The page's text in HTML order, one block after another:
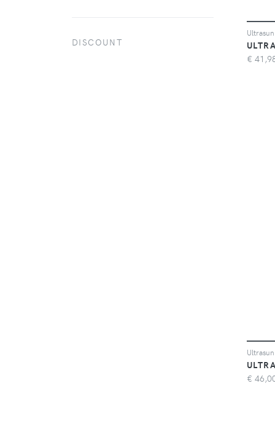
€
€
DISCOUNT